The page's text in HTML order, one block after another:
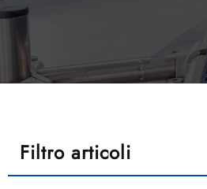
Filtro articoli